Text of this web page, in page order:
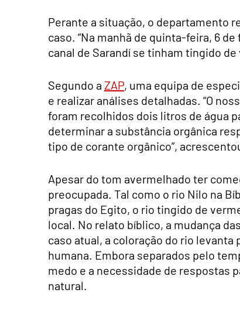
Perante a situação, o departamento
caso. “Na manhã de quinta-feira, 6
canal de Sarandí se tinham tingido
Segundo a ZAP, uma equipa de
e realizar análises detalhadas. “O
foram recolhidos dois litros de água
determinar a substância orgânica
tipo de corante orgânico”,
Apesar do tom avermelhado ter
preocupada. Tal como o rio Nilo na
pragas do Egito, o rio tingido de
local. No relato bíblico, a mudança
caso atual, a coloração do rio
humana. Embora separados pelo
medo e a necessidade de respostas
natural.